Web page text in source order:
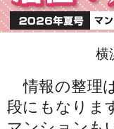
横
情報の整理
段にもなりま